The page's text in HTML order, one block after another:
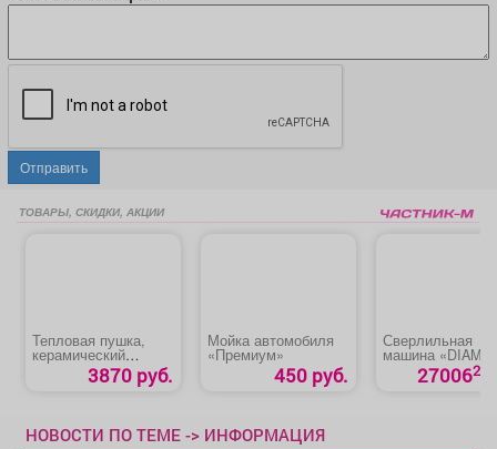
Отправить
ТОВАРЫ, СКИДКИ, АКЦИИ
Тепловая пушка,
керамический
нагреватель
(тепловентилятор)
3870 руб.
Мойка автомобиля
«Премиум»
450 руб.
Сверлильная
машина «DIAM
130E-HIT»
2700627
НОВОСТИ ПО ТЕМЕ -> ИНФОРМАЦИЯ